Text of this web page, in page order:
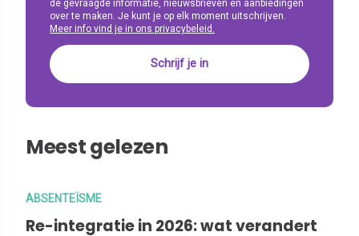
de gevraagde informatie, nieuwsbrieven en aanbiedingen
over te maken. Je kunt je op elk moment uitschrijven.
Meer info vind je in ons privacybeleid.
Meest gelezen
ABSENTEÏSME
Re-integratie in 2026: wat verandert